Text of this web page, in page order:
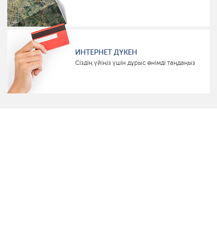
ИНТЕРНЕТ ДҮКЕН
Сіздің үйіңіз үшін дұрыс өнімді таңдаңыз